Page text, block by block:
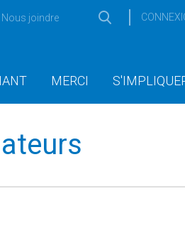
Nous joindre
MERCI